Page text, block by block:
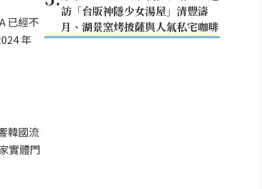
已經不
年
韓國流
實體門
訪「台版神隱少女湯屋」清豐濤
月、湖景窯烤披薩與人氣私宅咖啡